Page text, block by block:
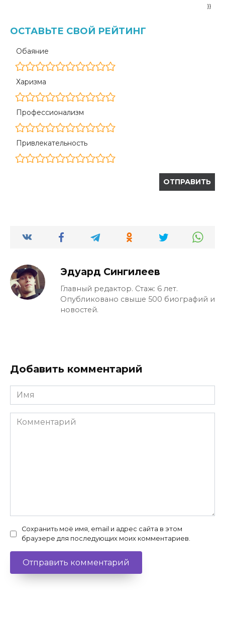
}}
ОСТАВЬТЕ СВОЙ РЕЙТИНГ
Обаяние
Харизма
Профессионализм
Привлекательность
Эдуард Сингилеев
Главный редактор. Стаж: 6 лет.
Опубликовано свыше 500 биографий и
новостей.
Добавить комментарий
Имя
Комментарий
Сохранить моё имя, email и адрес сайта в этом
браузере для последующих моих комментариев.